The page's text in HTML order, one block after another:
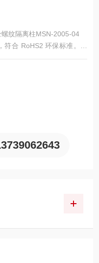
纹隔离柱MSN-2005-04
合 RoHS2 环保标准。六
定 PCB 板，绝缘性强、耐
率与电气安全。